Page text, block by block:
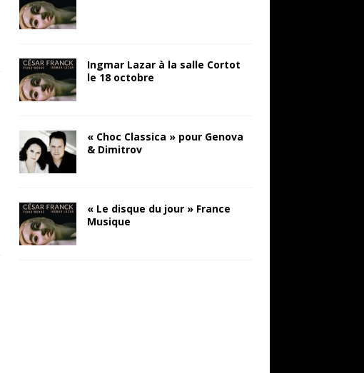
Ingmar Lazar à la salle Cortot
le 18 octobre
« Choc Classica » pour Genova
& Dimitrov
« Le disque du jour » France
Musique